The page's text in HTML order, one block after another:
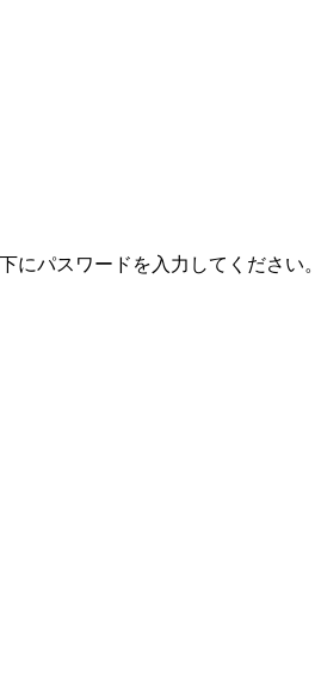
にパスワードを入力してください。